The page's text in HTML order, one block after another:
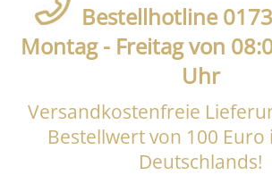
Bestellhotline
Montag - Freitag von
Uhr
Versandkostenfreie
Bestellwert von 100
Deutschlands!